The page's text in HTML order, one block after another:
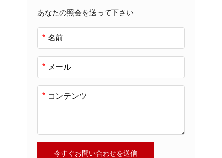
あなたの照会を送って下さい
*
*
*
今すぐお問い合わせを送信